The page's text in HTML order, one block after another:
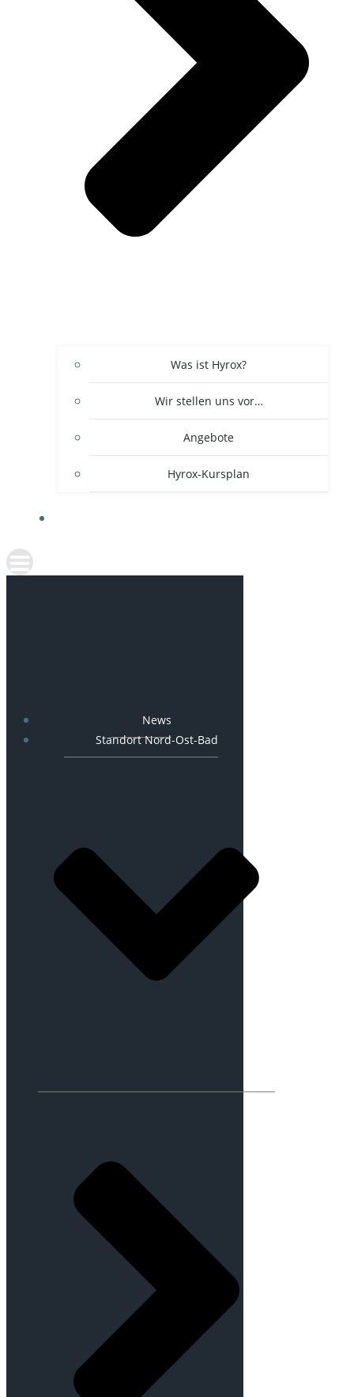
Was ist Hyrox?
Wir stellen uns vor…
Angebote
Hyrox-Kursplan
News
Standort Nord-Ost-Bad